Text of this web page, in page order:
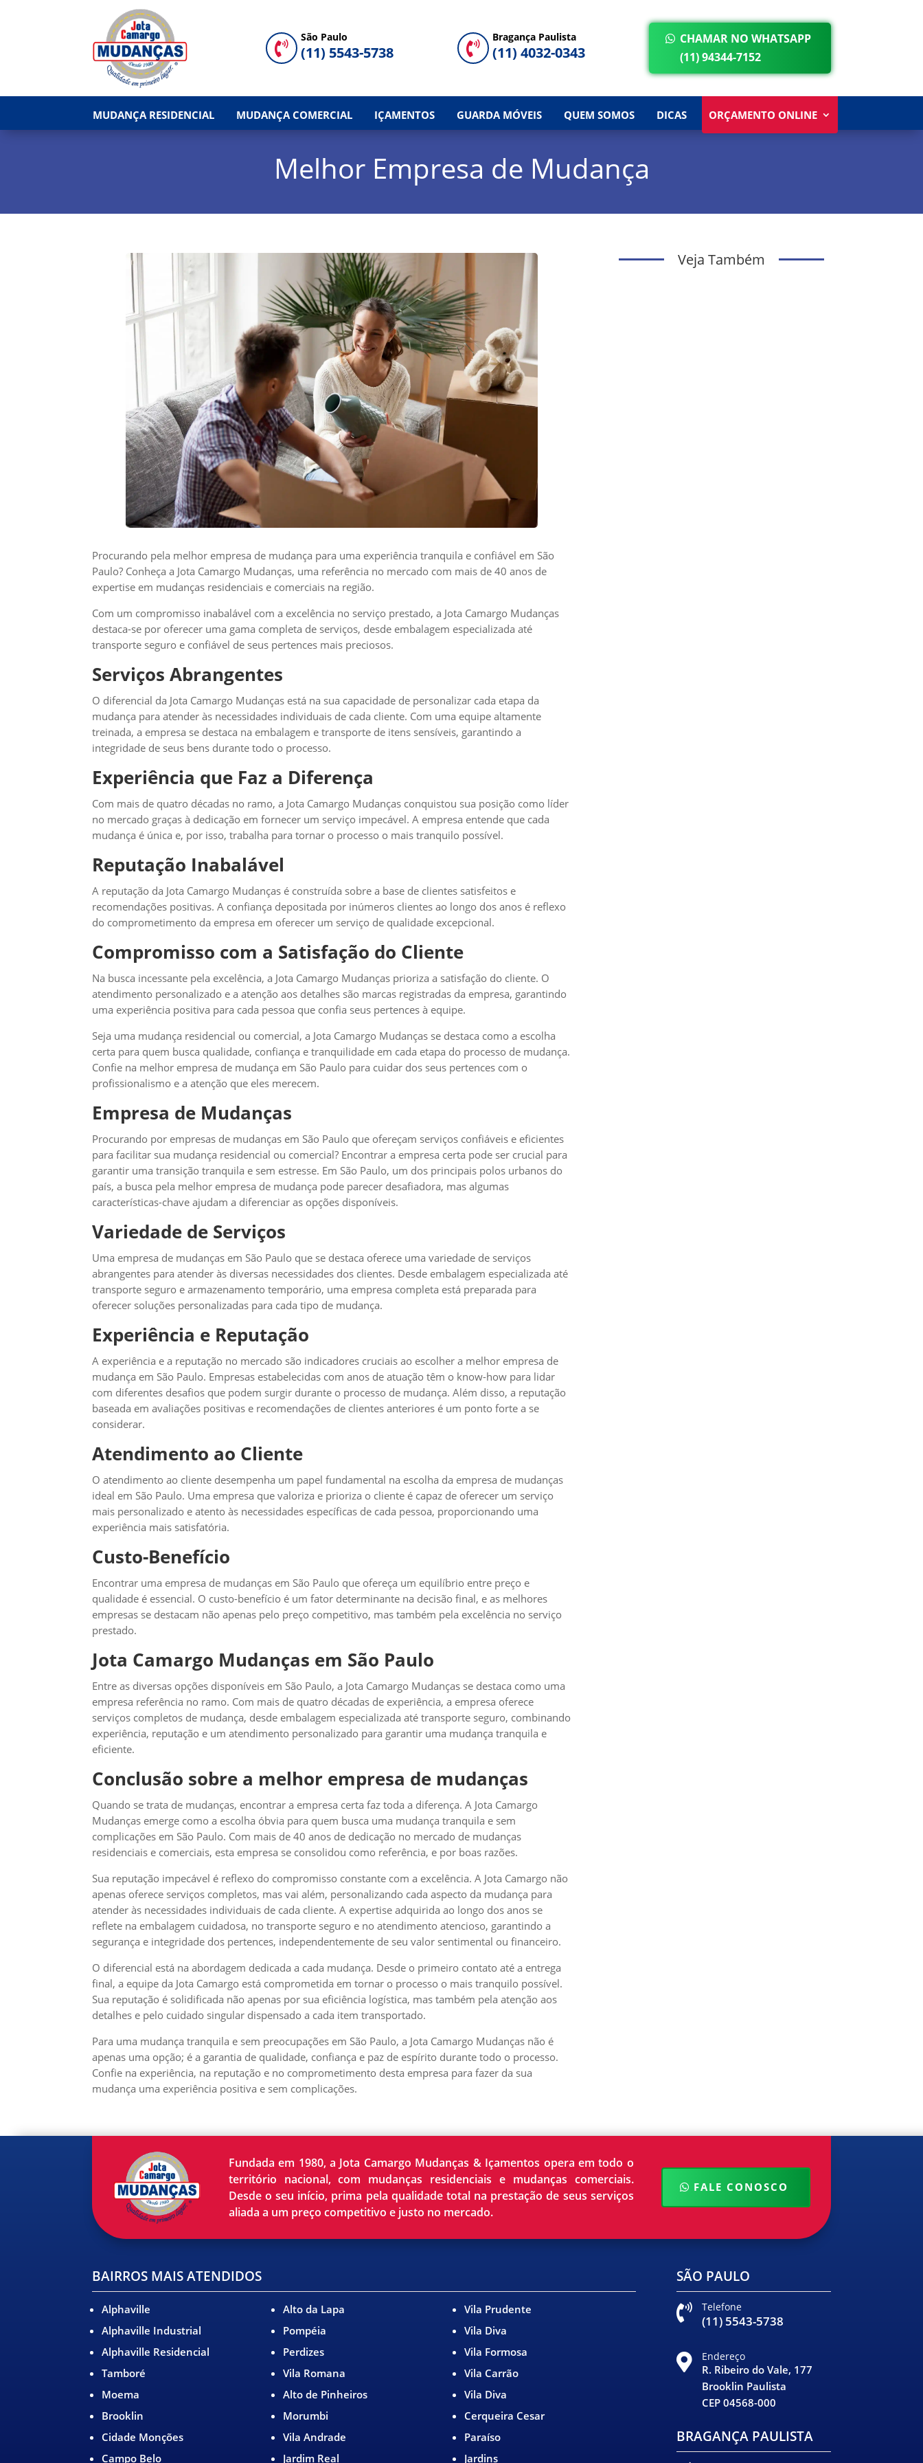

São Paulo
(11) 5543-5738 
Bragança Paulista
(11) 4032-0343
CHAMAR NO WHATSAPP
(11) 94344-7152
MUDANÇA RESIDENCIAL MUDANÇA COMERCIAL IÇAMENTOS GUARDA MÓVEIS QUEM SOMOS DICAS ORÇAMENTO ONLINE
Melhor Empresa de Mudança
Procurando pela melhor empresa de mudança para uma experiência tranquila e confiável em São
Paulo? Conheça a Jota Camargo Mudanças, uma referência no mercado com mais de 40 anos de
expertise em mudanças residenciais e comerciais na região.
Com um compromisso inabalável com a excelência no serviço prestado, a Jota Camargo Mudanças
destaca-se por oferecer uma gama completa de serviços, desde embalagem especializada até
transporte seguro e confiável de seus pertences mais preciosos.
Serviços Abrangentes
O diferencial da Jota Camargo Mudanças está na sua capacidade de personalizar cada etapa da
mudança para atender às necessidades individuais de cada cliente. Com uma equipe altamente
treinada, a empresa se destaca na embalagem e transporte de itens sensíveis, garantindo a
integridade de seus bens durante todo o processo.
Experiência que Faz a Diferença
Com mais de quatro décadas no ramo, a Jota Camargo Mudanças conquistou sua posição como líder
no mercado graças à dedicação em fornecer um serviço impecável. A empresa entende que cada
mudança é única e, por isso, trabalha para tornar o processo o mais tranquilo possível.
Reputação Inabalável
A reputação da Jota Camargo Mudanças é construída sobre a base de clientes satisfeitos e
recomendações positivas. A confiança depositada por inúmeros clientes ao longo dos anos é reflexo
do comprometimento da empresa em oferecer um serviço de qualidade excepcional.
Compromisso com a Satisfação do Cliente
Na busca incessante pela excelência, a Jota Camargo Mudanças prioriza a satisfação do cliente. O
atendimento personalizado e a atenção aos detalhes são marcas registradas da empresa, garantindo
uma experiência positiva para cada pessoa que confia seus pertences à equipe.
Seja uma mudança residencial ou comercial, a Jota Camargo Mudanças se destaca como a escolha
certa para quem busca qualidade, confiança e tranquilidade em cada etapa do processo de mudança.
Confie na melhor empresa de mudança em São Paulo para cuidar dos seus pertences com o
profissionalismo e a atenção que eles merecem.
Empresa de Mudanças
Procurando por empresas de mudanças em São Paulo que ofereçam serviços confiáveis e eficientes
para facilitar sua mudança residencial ou comercial? Encontrar a empresa certa pode ser crucial para
garantir uma transição tranquila e sem estresse. Em São Paulo, um dos principais polos urbanos do
país, a busca pela melhor empresa de mudança pode parecer desafiadora, mas algumas
características-chave ajudam a diferenciar as opções disponíveis.
Variedade de Serviços
Uma empresa de mudanças em São Paulo que se destaca oferece uma variedade de serviços
abrangentes para atender às diversas necessidades dos clientes. Desde embalagem especializada até
transporte seguro e armazenamento temporário, uma empresa completa está preparada para
oferecer soluções personalizadas para cada tipo de mudança.
Experiência e Reputação
A experiência e a reputação no mercado são indicadores cruciais ao escolher a melhor empresa de
mudança em São Paulo. Empresas estabelecidas com anos de atuação têm o know-how para lidar
com diferentes desafios que podem surgir durante o processo de mudança. Além disso, a reputação
baseada em avaliações positivas e recomendações de clientes anteriores é um ponto forte a se
considerar.
Atendimento ao Cliente
O atendimento ao cliente desempenha um papel fundamental na escolha da empresa de mudanças
ideal em São Paulo. Uma empresa que valoriza e prioriza o cliente é capaz de oferecer um serviço
mais personalizado e atento às necessidades específicas de cada pessoa, proporcionando uma
experiência mais satisfatória.
Custo-Benefício
Encontrar uma empresa de mudanças em São Paulo que ofereça um equilíbrio entre preço e
qualidade é essencial. O custo-benefício é um fator determinante na decisão final, e as melhores
empresas se destacam não apenas pelo preço competitivo, mas também pela excelência no serviço
prestado.
Jota Camargo Mudanças em São Paulo
Entre as diversas opções disponíveis em São Paulo, a Jota Camargo Mudanças se destaca como uma
empresa referência no ramo. Com mais de quatro décadas de experiência, a empresa oferece
serviços completos de mudança, desde embalagem especializada até transporte seguro, combinando
experiência, reputação e um atendimento personalizado para garantir uma mudança tranquila e
eficiente.
Conclusão sobre a melhor empresa de mudanças
Quando se trata de mudanças, encontrar a empresa certa faz toda a diferença. A Jota Camargo
Mudanças emerge como a escolha óbvia para quem busca uma mudança tranquila e sem
complicações em São Paulo. Com mais de 40 anos de dedicação no mercado de mudanças
residenciais e comerciais, esta empresa se consolidou como referência, e por boas razões.
Sua reputação impecável é reflexo do compromisso constante com a excelência. A Jota Camargo não
apenas oferece serviços completos, mas vai além, personalizando cada aspecto da mudança para
atender às necessidades individuais de cada cliente. A expertise adquirida ao longo dos anos se
reflete na embalagem cuidadosa, no transporte seguro e no atendimento atencioso, garantindo a
segurança e integridade dos pertences, independentemente de seu valor sentimental ou financeiro.
O diferencial está na abordagem dedicada a cada mudança. Desde o primeiro contato até a entrega
final, a equipe da Jota Camargo está comprometida em tornar o processo o mais tranquilo possível.
Sua reputação é solidificada não apenas por sua eficiência logística, mas também pela atenção aos
detalhes e pelo cuidado singular dispensado a cada item transportado.
Para uma mudança tranquila e sem preocupações em São Paulo, a Jota Camargo Mudanças não é
apenas uma opção; é a garantia de qualidade, confiança e paz de espírito durante todo o processo.
Confie na experiência, na reputação e no comprometimento desta empresa para fazer da sua
mudança uma experiência positiva e sem complicações.
Veja Também
Fundada em 1980, a Jota Camargo Mudanças & Içamentos opera em todo o
território nacional, com mudanças residenciais e mudanças comerciais.
Desde o seu início, prima pela qualidade total na prestação de seus serviços
aliada a um preço competitivo e justo no mercado.
FALE CONOSCO
BAIRROS MAIS ATENDIDOS
Alphaville
Alphaville Industrial
Alphaville Residencial
Tamboré
Moema
Brooklin
Cidade Monções
Campo Belo
Alto da Lapa
Pompéia
Perdizes
Vila Romana
Alto de Pinheiros
Morumbi
Vila Andrade
Jardim Real
Vila Prudente
Vila Diva
Vila Formosa
Vila Carrão
Vila Diva
Cerqueira Cesar
Paraíso
Jardins
SÃO PAULO
 Telefone
(11) 5543-5738
 Endereço
R. Ribeiro do Vale, 177
Brooklin Paulista
CEP 04568-000
BRAGANÇA PAULISTA